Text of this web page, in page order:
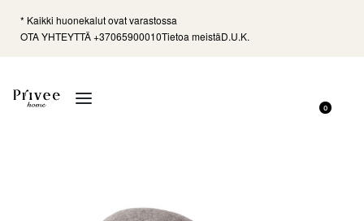
* Kaikki huonekalut ovat varastossa
OTA YHTEYTTÄ +37065900010Tietoa meistäD.U.K.
0